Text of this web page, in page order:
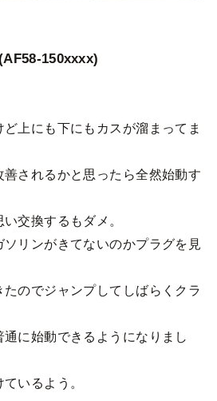
150xxxx)
上にも下にもカスが溜まってま
されるかと思ったら全然始動す
交換するもダメ。
リンがきてないのかプラグを見
のでジャンプしてしばらくクラ
に始動できるようになりまし
いるよう。